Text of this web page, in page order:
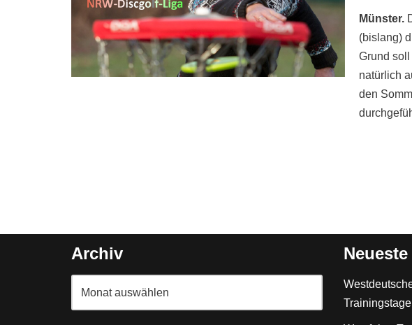
Münster.
(bislang)
Grund
natürlich
den
Archiv